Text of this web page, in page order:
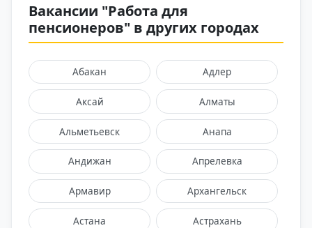
Вакансии "Работа для
пенсионеров" в других городах
Абакан Адлер
Аксай Алматы
Альметьевск Анапа
Андижан Апрелевка
Армавир Архангельск
Астана Астрахань